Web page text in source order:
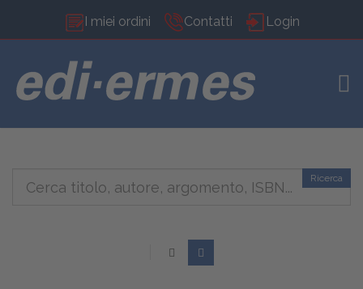
I miei ordini Contatti Login
Ricerca